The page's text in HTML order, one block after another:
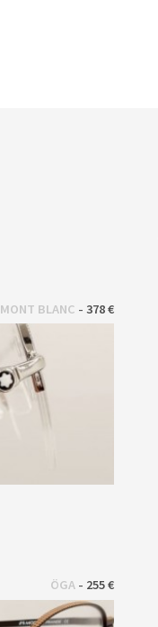
MONT BLANC - 378 €
ÖGA - 255 €